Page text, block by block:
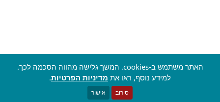
האתר משתמש ב-cookies. המשך גלישה מהווה הסכמה לכך.
למידע נוסף, ראו את מדיניות הפרטיות.
סירוב אישור